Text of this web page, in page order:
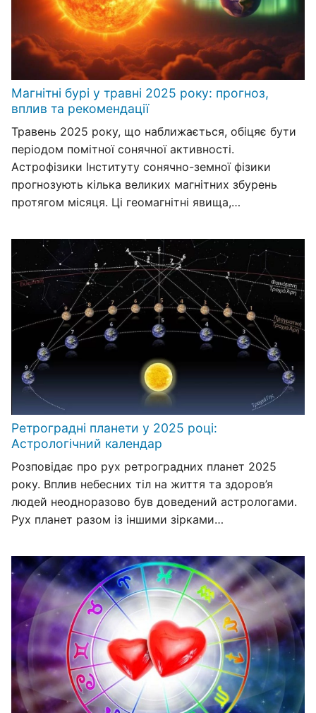
Магнітні бурі у травні 2025 року: прогноз,
вплив та рекомендації
Травень 2025 року, що наближається, обіцяє бути
періодом помітної сонячної активності.
Астрофізики Інституту сонячно-земної фізики
прогнозують кілька великих магнітних збурень
протягом місяця. Ці геомагнітні явища,…
Ретроградні планети у 2025 році:
Астрологічний календар
Розповідає про рух ретроградних планет 2025
року. Вплив небесних тіл на життя та здоров’я
людей неодноразово був доведений астрологами.
Рух планет разом із іншими зірками…